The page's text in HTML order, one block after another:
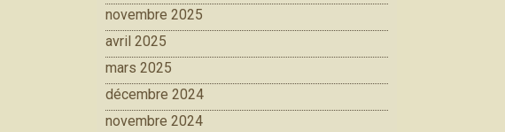
novembre 2025
avril 2025
mars 2025
décembre 2024
novembre 2024